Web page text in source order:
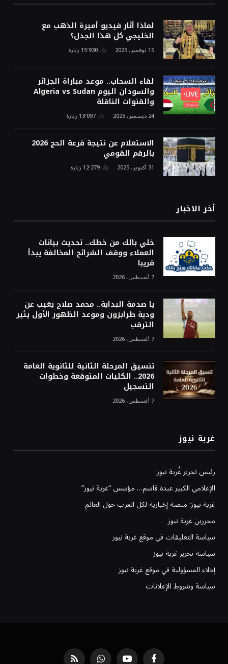
لماذا أثار فيديو أميرة الذهب مع
الخليجي كل هذا الجدل؟
15 نوفمبر، 2025 15٬930 زيارة
لقاء السحاب.. موعد مباراة الجزائر
والسودان اليوم Algeria vs Sudan
والقنوات الناقلة
24 ديسمبر، 2025 13٬097 زيارة
الاستعلام عن نتيجة قرعة الحج 2026
بالرقم القومي
31 أكتوبر، 2025 12٬279 زيارة
أخر الاخبار
خلي بالك من خطك.. تحديث بيانات
العملاء ووقف الشرائح المخالفة يبدأ
قريبا
7 أغسطس، 2026
يا صدمة البداية.. محمد صلاح يغيب عن
ودية طرابزون وموعد الظهور الأول يثير
الترقب
7 أغسطس، 2026
تنسيق المرحلة الثانية للثانوية العامة
2026.. الكليات المتوقعة وخطوات
التسجيل
7 أغسطس، 2026
غربة نيوز
رئيس تحرير غُربة نيوز
الإعلامي الكبير عبدة قاسم… مؤسس “غربة نيوز”
غربة نيوز: منصة إخبارية لكل العرب حول العالم
محررين غربة نيوز
سياسة التعليقات في موقع غربة نيوز
سياسة تحرير غربة نيوز
إخلاء المسؤولية في موقع غربة نيوز
سياسة وشروط الإعلانات